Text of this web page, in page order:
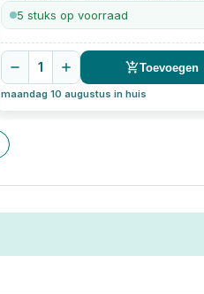
flensmoeren verzinkt
5 stuks op voorraad
1 Toevoegen
maandag 10 augustus in huis